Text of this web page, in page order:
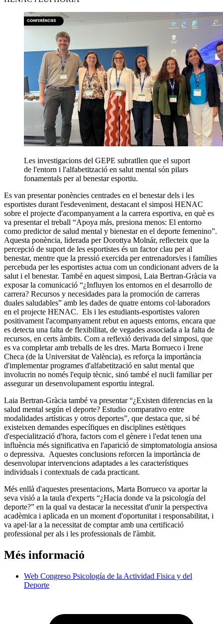
Les investigacions del GEPE subratllen que el suport
de l'entorn i l'alfabetització en salut mental són pilars
fonamentals per al benestar esportiu.
Es van presentar ponències centrades en el benestar dels i les
esportistes durant l'esdeveniment, destacant el simposi HENAC
sobre el projecte d'acompanyament a la carrera esportiva, en què es
va presentar el treball “Apoya más, presiona menos: El entorno
como predictor de salud mental y bienestar en el deporte femenino”.
Aquesta ponència, liderada per Dorottya Molnár, reflecteix que la
percepció de suport de les esportistes és un factor clau per al
benestar, mentre que la pressió exercida per entrenadors/es i famílies
percebuda per les esportistes actua com un condicionant advers de la
salut i el benestar. També en aquest simposi, Laia Bertran-Gràcia va
exposar la comunicació “¿Influyen los entornos en el desarrollo de
carrera? Recursos y necesidades para la promoción de carreras
duales saludables” amb les dades de quatre entorns col·laboradors
en el projecte HENAC. Els i les estudiants-esportistes valoren
positivament l'acompanyament rebut en aquests entorns, encara que
es detecta una falta de flexibilitat, de vegades associada a la falta de
recursos, en certs àmbits. Com a reflexió derivada del simposi, que
es va completar amb treballs de les dres. Marta Borrueco i Irene
Checa (de la Universitat de València), es reforça la importància
d'implementar programes d'alfabetització en salut mental que
involucrin no només l'equip tècnic, sinó també el nucli familiar per
assegurar un desenvolupament esportiu integral.
Laia Bertran-Gràcia també va presentar “¿Existen diferencias en la
salud mental según el deporte? Estudio comparativo entre
modalidades artísticas y otros deportes”, que destaca que, si bé
existeixen demandes específiques en disciplines estètiques
d'especialització d'hora, factors com el gènere i l'edat tenen una
influència més significativa en l'aparició de simptomatologia ansiosa
o depressiva. Aquestes conclusions reforcen la importància de
desenvolupar intervencions adaptades a les característiques
individuals i contextuals de cada practicant.
Més enllà d'aquestes presentacions, Marta Borrueco va aportar la
seva visió a la taula d'experts “¿Hacia donde va la psicología del
deporte?” en la qual va destacar la necessitat d'unir la perspectiva
acadèmica i aplicada en un moment d'oportunitat i responsabilitat, i
va apel·lar a la necessitat de comptar amb una certificació
professional per als i les professionals de l'àmbit.
Més informació
Web Congreso Psicología de la Actividad Fisica y del
Deporte